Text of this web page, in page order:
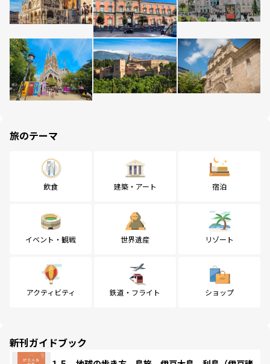
旅のテーマ
飲食 建築・アート 宿泊
イベント・観戦 世界遺産 リゾート
アクティビティ 鉄道・フライト ショップ
新刊ガイドブック